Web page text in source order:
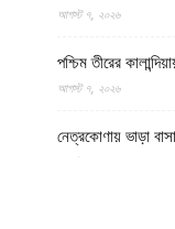
আগস্ট ৭, ২০২৬
পশ্চিম তীরের
আগস্ট ৭, ২০২৬
নেত্রকোণায় ভাড়া
আগস্ট ৭, ২০২৬